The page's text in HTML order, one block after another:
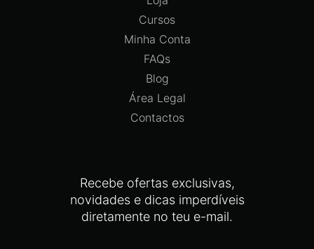
Recebe ofertas exclusivas,
novidades e dicas imperdíveis
diretamente no teu e-mail.
Cursos
Minha Conta
FAQs
Blog
Área Legal
Contactos